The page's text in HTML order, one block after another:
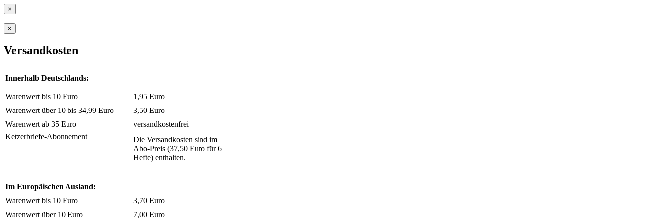
×
×
Versandkosten
Innerhalb Deutschlands:
Warenwert bis 10 Euro
1,95 Euro
Warenwert über 10 bis 34,99 Euro
3,50 Euro
Warenwert ab 35 Euro
versandkostenfrei
Ketzerbriefe-Abonnement
Die Versandkosten sind im
Abo-Preis (37,50 Euro für 6
Hefte) enthalten.
Im Europäischen Ausland:
Warenwert bis 10 Euro
3,70 Euro
Warenwert über 10 Euro
7,00 Euro